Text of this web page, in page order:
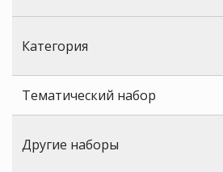
Категория
Тематический набор
Другие наборы